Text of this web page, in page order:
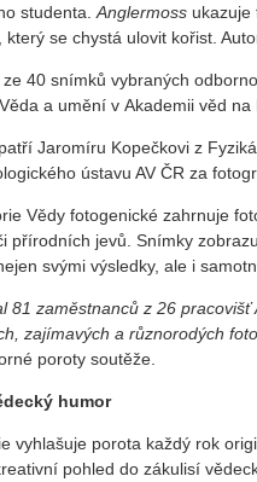
studenta.Anglermoss ukazuje
se chystá ulovit kořist.
40 snímků vybraných
a umění v Akademii věd
Jaromíru Kopečkovi z
ústavu AV ČR za
Vědy fotogenické zahrnuje
přírodních jevů. Snímky
svými výsledky, ale i
81 zaměstnanců z 26
zajímavých a různorodých
poroty soutěže.
humor
vyhlašuje porota každý rok
pohled do zákulisí